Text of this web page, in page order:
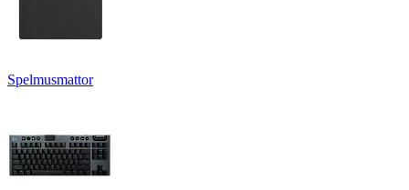
Spelmusmattor